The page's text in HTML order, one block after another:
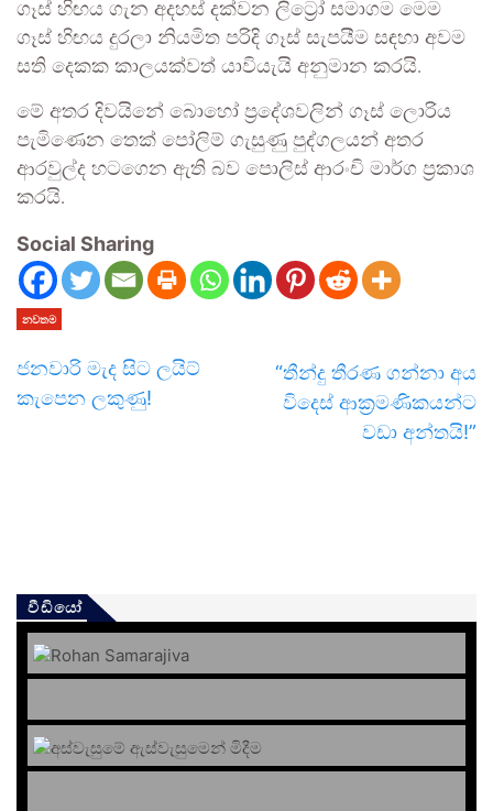
ගෑස් හිඟය ගැන අදහස් දක්වන ලිට්‍රෝ සමාගම මෙම
ගෑස් හිඟය දුරලා නියමිත පරිදි ගෑස් සැපයීම සඳහා අවම
සති දෙකක කාලයක්වත් යාවියැයි අනුමාන කරයි.
මේ අතර දිවයිනේ බොහෝ ප්‍රදේශවලින් ගෑස් ලොරිය
පැමිණෙන තෙක් පෝලිම් ගැසුණු පුද්ගලයන් අතර
ආරවුල්ද හටගෙන ඇති බව පොලිස් ආරංචි මාර්ග ප්‍රකාශ
කරයි.
Social Sharing
නවතම
ජනවාරි මැද සිට ලයිට්
කැපෙන ලකුණු!
“තීන්දු තීරණ ගන්නා අය
විදෙස් ආක්‍රමණිකයන්ට
වඩා අන්තයි!”
වීඩියෝ